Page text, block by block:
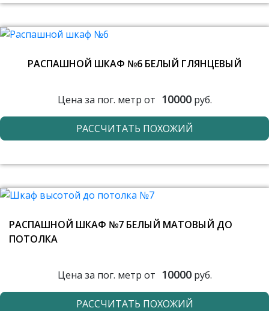
РАСПАШНОЙ ШКАФ №6 БЕЛЫЙ ГЛЯНЦЕВЫЙ
Цена за пог. метр от 10000руб.
РАССЧИТАТЬ ПОХОЖИЙ
РАСПАШНОЙ ШКАФ №7 БЕЛЫЙ МАТОВЫЙ ДО
ПОТОЛКА
Цена за пог. метр от 10000руб.
РАССЧИТАТЬ ПОХОЖИЙ